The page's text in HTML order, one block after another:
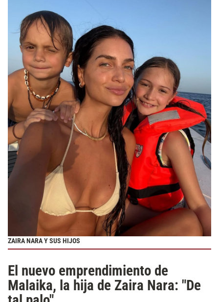
ZAIRA NARA Y SUS HIJOS
El nuevo emprendimiento de
Malaika, la hija de Zaira Nara: "De